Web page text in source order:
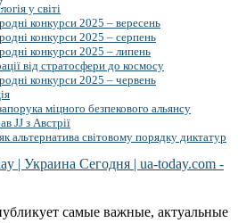
у світі
конкурси 2025 – вересень
конкурси 2025 – серпень
конкурси 2025 – липень
від стратосфери до космосу
конкурси 2025 – червень
міцного безпекового альянсу
JJ з Австрії
альтернатива світовому порядку диктатур
самые важные, актуальные